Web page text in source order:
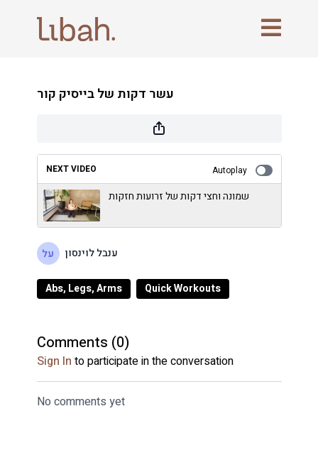
עשר דקות של בייסיק קור
NEXT VIDEO Autoplay
שמונה וחצי דקות של זרועות חזקות
ענבל לוינסון
Abs, Legs, Arms Quick Workouts
Comments (0)
Sign In to participate in the conversation
No comments yet